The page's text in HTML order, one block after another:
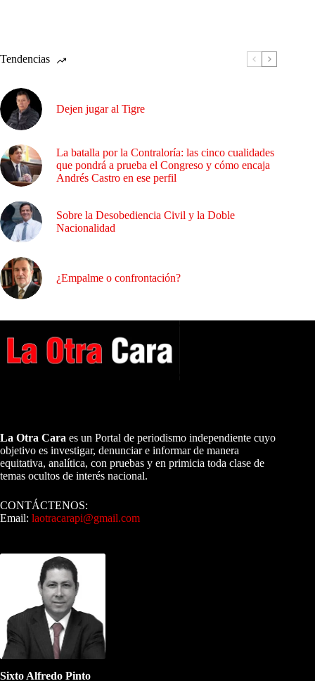
Tendencias
Dejen jugar al Tigre
La batalla por la Contraloría: las cinco cualidades
que pondrá a prueba el Congreso y cómo encaja
Andrés Castro en ese perfil
Sobre la Desobediencia Civil y la Doble
Nacionalidad
¿Empalme o confrontación?
La Otra Cara es un Portal de periodismo independiente cuyo
objetivo es investigar, denunciar e informar de manera
equitativa, analítica, con pruebas y en primicia toda clase de
temas ocultos de interés nacional.
CONTÁCTENOS:
Email: laotracarapi@gmail.com
Sixto Alfredo Pinto